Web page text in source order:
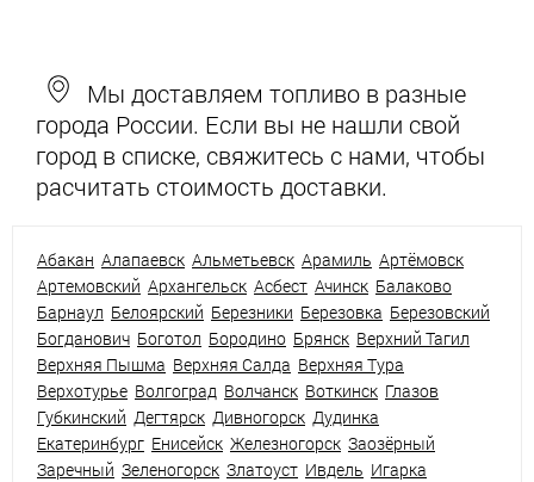
Мы доставляем топливо в разные
города России. Если вы не нашли свой
город в списке, свяжитесь с нами, чтобы
расчитать стоимость доставки.
Абакан Алапаевск Альметьевск Арамиль Артёмовск
Артемовский Архангельск Асбест Ачинск Балаково
Барнаул Белоярский Березники Березовка Березовский
Богданович Боготол Бородино Брянск Верхний Тагил
Верхняя Пышма Верхняя Салда Верхняя Тура
Верхотурье Волгоград Волчанск Воткинск Глазов
Губкинский Дегтярск Дивногорск Дудинка
Екатеринбург Енисейск Железногорск Заозёрный
Заречный Зеленогорск Златоуст Ивдель Игарка